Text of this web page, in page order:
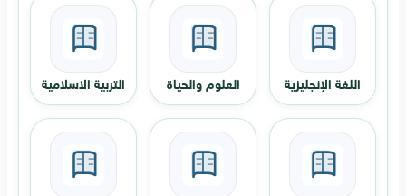
اللغة الإنجليزية العلوم والحياة التربية الاسلامية